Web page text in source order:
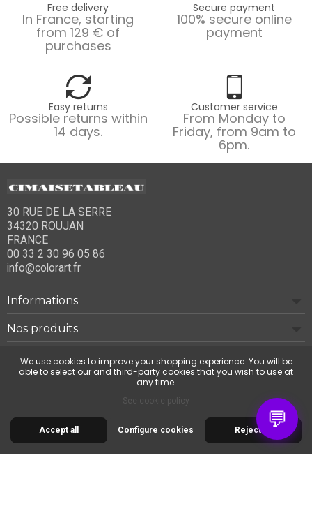
Free delivery
In France, starting
from 129 € of
purchases
Secure payment
100% secure online
payment
Easy returns
Possible returns within
14 days.
Customer service
From Monday to
Friday, from 9am to
6pm.
30 RUE DE LA SERRE
34320 ROUJAN
FRANCE
00 33 2 30 96 05 86
info@colorart.fr
Informations
Nos produits
Notre société
💬
© 2026 Cimaise Tableau. Tous droits réservés.
We use cookies to improve your shopping experience. You will be
able to select our and third-party cookies that you wish to use at
any time.
See cookie policy
Accept all Reject all
Configure cookies